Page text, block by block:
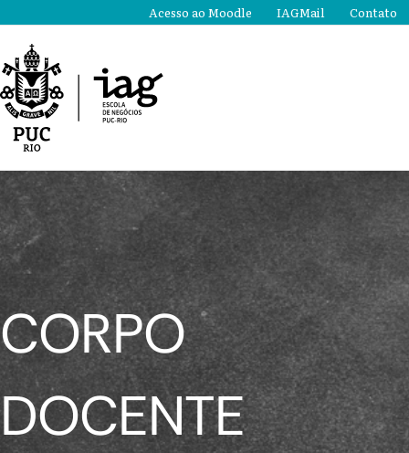
o
conteúdo
Acesso ao Moodle IAGMail Contato
CORPO
DOCENTE